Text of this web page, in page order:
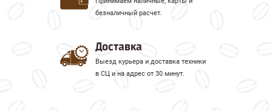
безналичный расчет.
Доставка
Выезд курьера и доставка техники
в СЦ и на адрес от 30 минут.